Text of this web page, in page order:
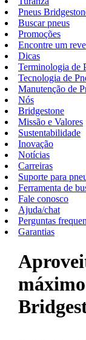
Pneus
Buscar pneus
Promoções
Encontre um
Dicas
Terminologia de
Tecnologia de
Manutenção de
Nós
Bridgestone
Missão e Valores
Sustentabilidade
Inovação
Notícias
Carreiras
Suporte para
Ferramenta de
Fale conosco
Ajuda/chat
Perguntas
Garantias